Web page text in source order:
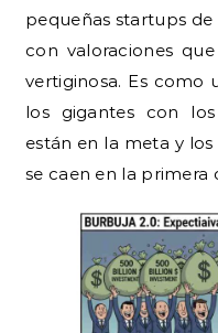
pequeñas startups
con valoraciones
vertiginosa. Es como
los gigantes con
están en la meta y
se caen en la primera